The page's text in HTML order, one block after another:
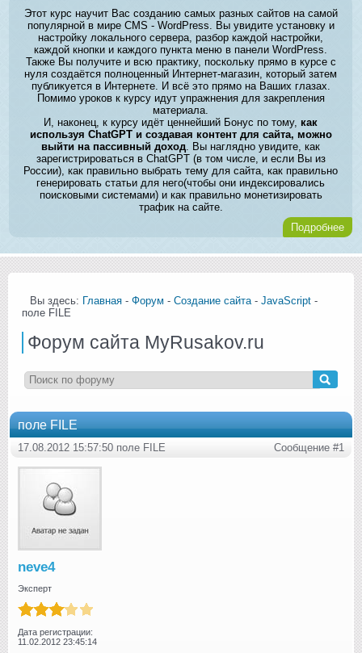
Этот курс научит Вас созданию самых разных сайтов на самой
популярной в мире CMS - WordPress. Вы увидите установку и
настройку локального сервера, разбор каждой настройки,
каждой кнопки и каждого пункта меню в панели WordPress.
Также Вы получите и всю практику, поскольку прямо в курсе с
нуля создаётся полноценный Интернет-магазин, который затем
публикуется в Интернете. И всё это прямо на Ваших глазах.
Помимо уроков к курсу идут упражнения для закрепления
материала.
И, наконец, к курсу идёт ценнейший Бонус по тому,как
используя ChatGPT и создавая контент для сайта, можно
выйти на пассивный доход. Вы наглядно увидите, как
зарегистрироваться в ChatGPT (в том числе, и если Вы из
России), как правильно выбрать тему для сайта, как правильно
генерировать статьи для него(чтобы они индексировались
поисковыми системами) и как правильно монетизировать
трафик на сайте.
Подробнее
Вы здесь: Главная - Форум - Создание сайта- JavaScript -
поле FILE
Форум сайта MyRusakov.ru
поле FILE
17.08.2012 15:57:50 поле FILE Сообщение #1
neve4
Эксперт
Дата регистрации:
11.02.2012 23:45:14